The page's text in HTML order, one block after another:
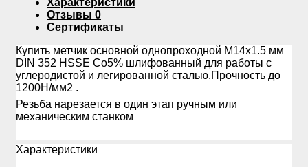
Отзывы 0
Сертификаты
Купить метчик основной однопроходной М14х1.5 мм
DIN 352 HSSE Co5% шлифованный для работы с
углеродистой и легированной сталью.Прочность до
1200Н/мм2 .
Резьба нарезается в один этап ручным или
механическим станком
Xарактеристики